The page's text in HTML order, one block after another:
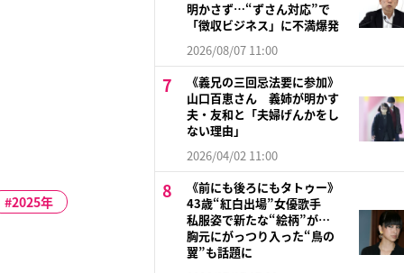
2025年
明かさず…“ずさん対応”で
「徴収ビジネス」に不満爆発
2026/08/07 11:00
《義兄の三回忌法要に参加》
山口百恵さん 義姉が明かす
夫・友和と「夫婦げんかをし
ない理由」
2026/04/02 11:00
《前にも後ろにもタトゥー》
43歳“紅白出場”女優歌手
私服姿で新たな“絵柄”が…
胸元にがっつり入った“鳥の
翼”も話題に